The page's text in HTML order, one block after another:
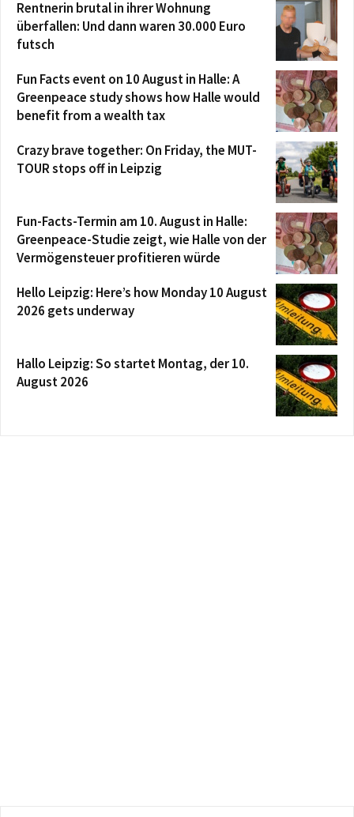
Rentnerin brutal in ihrer Wohnung
überfallen: Und dann waren 30.000 Euro
futsch
Fun Facts event on 10 August in Halle: A
Greenpeace study shows how Halle would
benefit from a wealth tax
Crazy brave together: On Friday, the MUT-
TOUR stops off in Leipzig
Fun-Facts-Termin am 10. August in Halle:
Greenpeace-Studie zeigt, wie Halle von der
Vermögensteuer profitieren würde
Hello Leipzig: Here’s how Monday 10 August
2026 gets underway
Hallo Leipzig: So startet Montag, der 10.
August 2026